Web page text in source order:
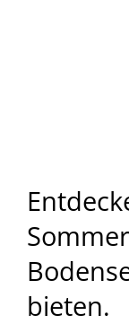
bieten.